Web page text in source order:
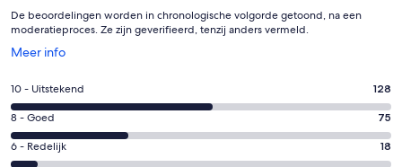
De beoordelingen worden in chronologische volgorde getoond, na een
moderatieproces. Ze zijn geverifieerd, tenzij anders vermeld.
Meer info
Opent
een
nieuw
venster
Gastenscore:
10
-
Uitstekend.
10 - Uitstekend 128
Gastenscore:
8
-
8 - Goed 75
Gastenscore:
6 - Redelijk 18